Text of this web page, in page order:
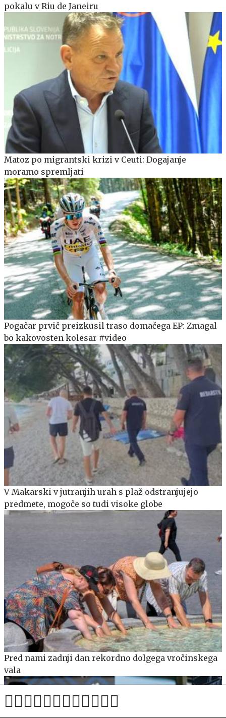
pokalu v Riu de Janeiru
Matoz po migrantski krizi v Ceuti: Dogajanje
moramo spremljati
Pogačar prvič preizkusil traso domačega EP: Zmagal
bo kakovosten kolesar #video
V Makarski v jutranjih urah s plaž odstranjujejo
predmete, mogoče so tudi visoke globe
Pred nami zadnji dan rekordno dolgega vročinskega
vala